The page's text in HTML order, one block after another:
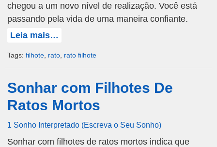
chegou a um novo nível de realização. Você está
passando pela vida de uma maneira confiante.
Leia mais…
Tags: filhote rato rato filhote
Sonhar com Filhotes De
Ratos Mortos
1 Sonho Interpretado (Escreva o Seu Sonho)
Sonhar com filhotes de ratos mortos indica que